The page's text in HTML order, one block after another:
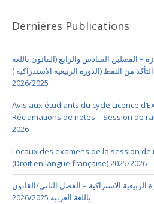
Dernières Publications
– الفصلين السادس والرابع (القانون باللغة
من النقط (الدورة الربيعية الاستدراكية )
2026/2025
Avis aux étudiants du cycle Licence
Réclamations de notes – Session de
2026
Locaux des examens de la session de
(Droit en langue française) 2025/2026
الربيعية الاستراكية – الفصل الثاني/القانون
باللغة العربية 2026/2025